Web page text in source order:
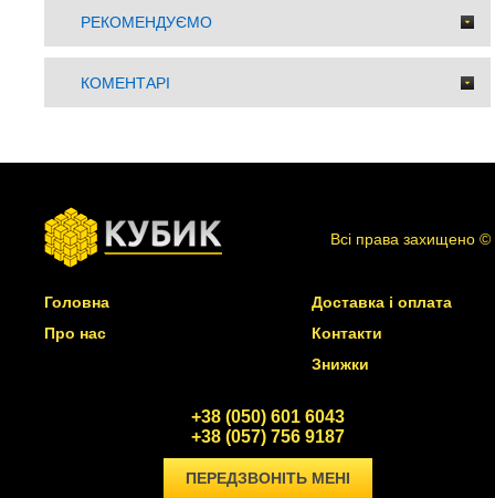
РЕКОМЕНДУЄМО
КОМЕНТАРІ
Всі права захищено ©
Головна
Про нас
Доставка і оплата
Контакти
Знижки
+38 (050) 601 6043
+38 (057) 756 9187
ПЕРЕДЗВОНІТЬ МЕНІ